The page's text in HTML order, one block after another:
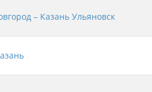
– Казань Ульяновск